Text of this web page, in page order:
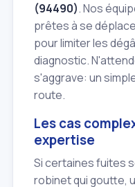
(94490). Nos
prêtes à se
pour limiter les
diagnostic.
s'aggrave: un
route.
Les cas
expertise
Si certaines fuites
robinet qui goutte,